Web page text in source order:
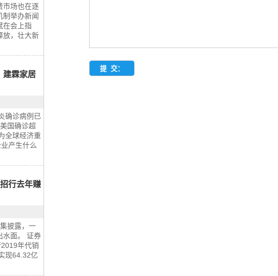
市场也在逐
制举办新闻
在会上指
放，壮大新
建霖家居
确诊病例已
国确诊超
全球经济重
产生什么
行去年赚
披露，一
水面。 证券
年代销
现64.32亿